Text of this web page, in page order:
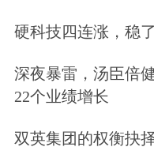
为本轮市场增量
优势并不突出，
对低位。
硬科技四连涨，稳
深夜暴雷，汤臣倍
22个业绩增长
双英集团的权衡抉